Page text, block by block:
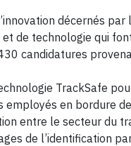
décernés
de technologie qui
candidatures
TrackSafe
en bordure
entre le secteur du
de l’identification